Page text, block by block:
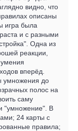
видно, что
описаны
игра была
и с разными
Одна из
реакции,
вперёд.
умножения до
полос на
саму
"умножение". В
24 карты с
правила;